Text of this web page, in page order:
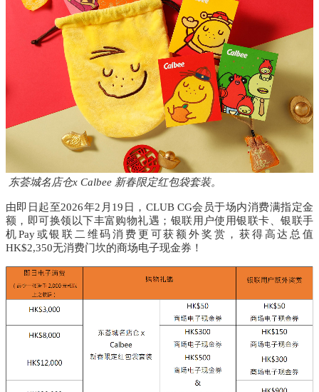
东荟城名店仓x Calbee 新春限定红包袋套装。
由即日起至2026年2 月 19 日， CLUB CG会员于场内消费满指定金
额，即可换领以下丰富购物礼遇；银联用户使用银联卡、银联手
机Pay或银联二维码消费更可获额外奖赏，获得高达总值
HK$2,350无消费门坎的商场电子现金券！